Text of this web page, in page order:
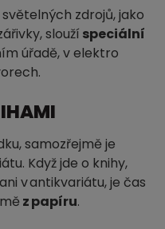
zdrojů, jako
slouží speciální
úřadě, v elektro
samozřejmě je
Když jde o knihy,
v antikvariátu, je čas
z papíru.